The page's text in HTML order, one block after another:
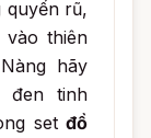
quyến rũ,
thiên
hãy
đen tinh
set đồ